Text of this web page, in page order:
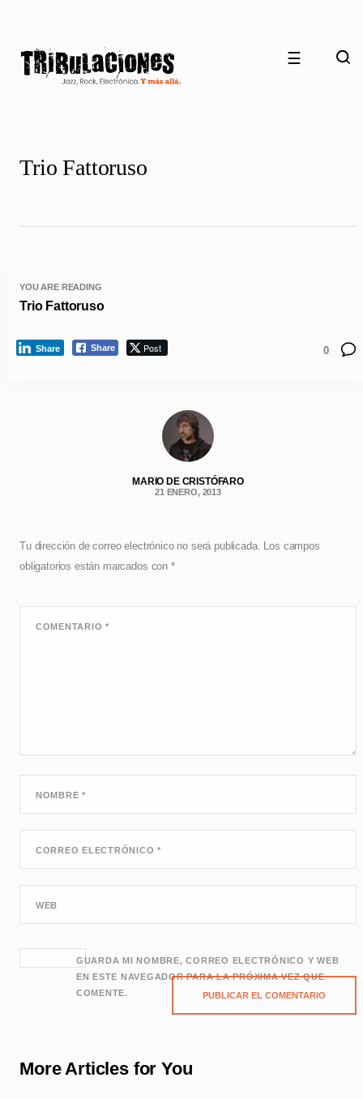
☰
Trio Fattoruso
YOU ARE READING
Trio Fattoruso
Share Post
Share 0
MARIO DE CRISTÓFARO
21 ENERO, 2013
Tu dirección de correo electrónico no será publicada. Los campos
obligatorios están marcados con *
COMENTARIO*
NOMBRE*
CORREO ELECTRÓNICO*
WEB
GUARDA MI NOMBRE, CORREO ELECTRÓNICO Y WEB
EN ESTE NAVEGADOR PARA LA PRÓXIMA VEZ QUE
COMENTE.
More Articles for You